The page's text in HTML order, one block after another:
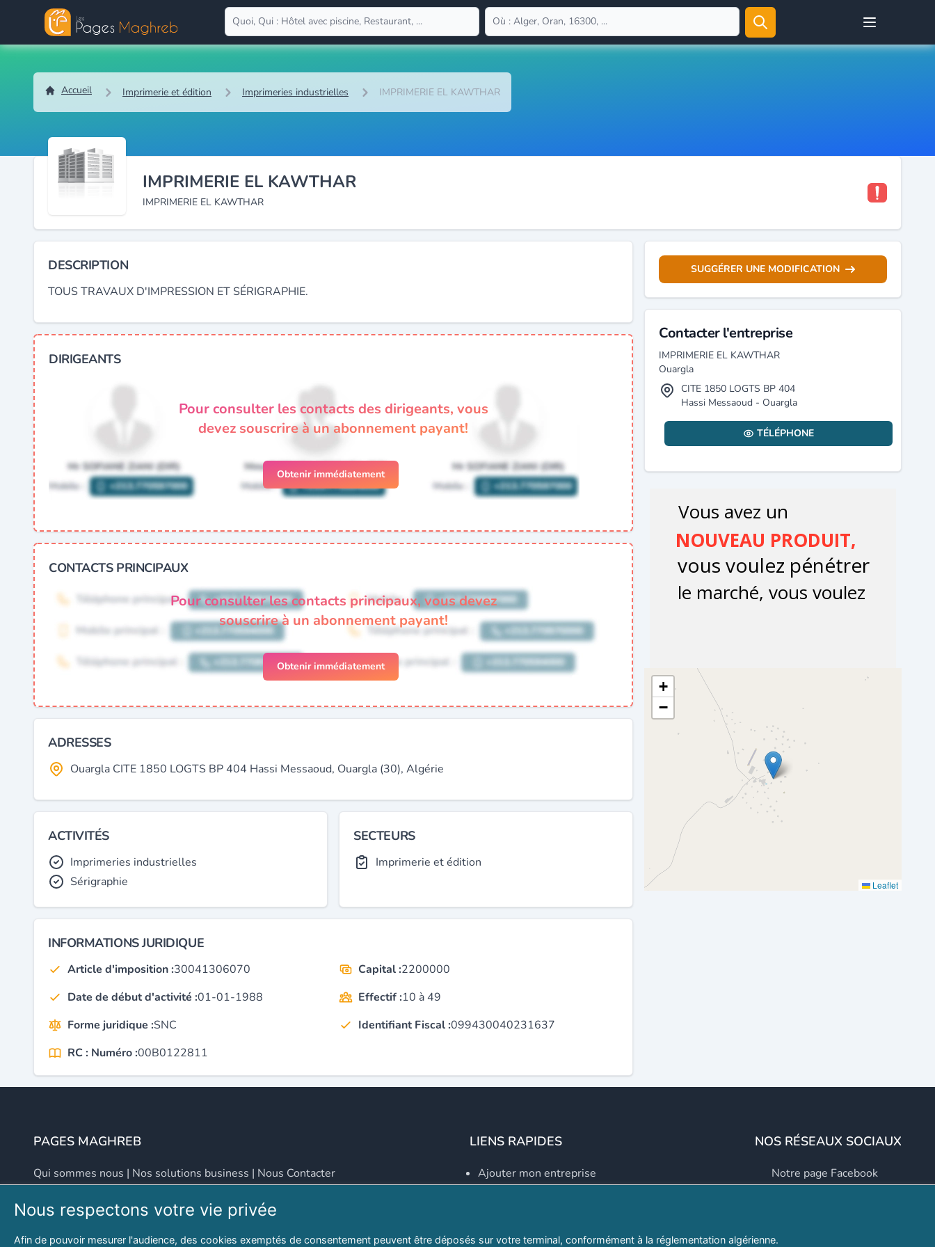
Open user menu
Accueil Imprimerie et édition Imprimeries industrielles IMPRIMERIE EL KAWTHAR
IMPRIMERIE EL KAWTHAR
IMPRIMERIE EL KAWTHAR
DESCRIPTION
TOUS TRAVAUX D'IMPRESSION ET SÉRIGRAPHIE.
DIRIGEANTS
Pour consulter les contacts des dirigeants, vous
devez souscrire à un abonnement payant!
Obtenir immédiatement
CONTACTS PRINCIPAUX
Pour consulter les contacts principaux, vous devez
souscrire à un abonnement payant!
Obtenir immédiatement
ADRESSES
Ouargla CITE 1850 LOGTS BP 404 Hassi Messaoud, Ouargla (30), Algérie
ACTIVITÉS
Imprimeries industrielles
Sérigraphie
SECTEURS
Imprimerie et édition
INFORMATIONS JURIDIQUE
Article d'imposition :30041306070 Capital :2200000
Date de début d'activité :01-01-1988 Effectif :10 à 49
Forme juridique :SNC Identifiant Fiscal :099430040231637
RC : Numéro :00B0122811
SUGGÉRER UNE MODIFICATION
Contacter l'entreprise
IMPRIMERIE EL KAWTHAR
Ouargla
CITE 1850 LOGTS BP 404
Hassi Messaoud - Ouargla
TÉLÉPHONE
+
−
Leaflet
PAGES MAGHREB
Qui sommes nous | Nos solutions business | Nous Contacter
LIENS RAPIDES
Ajouter mon entreprise
Explorer par secteurs
NOS RÉSEAUX SOCIAUX
Notre page Facebook
Nous respectons votre vie privée
Afin de pouvoir mesurer l'audience, des cookies exemptés de consentement peuvent être déposés sur votre terminal, conformément à la réglementation algérienne.